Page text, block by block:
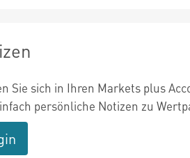
Sie sich in Ihren Markets plus
persönliche Notizen zu